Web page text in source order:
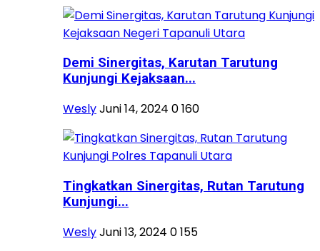
Demi Sinergitas, Karutan Tarutung
Kunjungi Kejaksaan...
WeslyJuni 14, 2024 0160
Tingkatkan Sinergitas, Rutan Tarutung
Kunjungi...
WeslyJuni 13, 2024 0155